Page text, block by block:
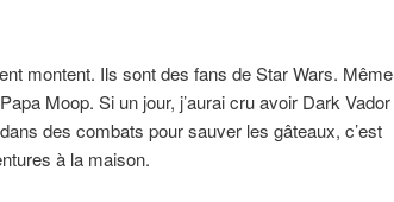
montent. Ils sont des fans de Star Wars. Même
Moop. Si un jour, j’aurai cru avoir Dark Vador
des combats pour sauver les gâteaux, c’est
à la maison.